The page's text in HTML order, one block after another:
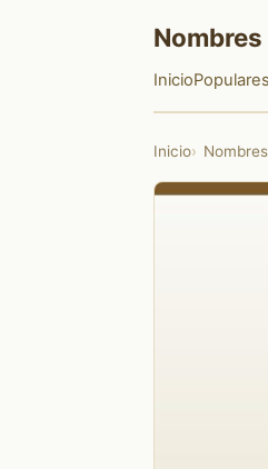
InicioPopulares
Inicio